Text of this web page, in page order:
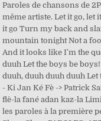
Paroles de chansons de
même artiste. Let it go, let
it go Turn my back and
mountain tonight Not a
And it looks like I'm the
duuh Let the boys be
duuh, duuh duuh duuh
- Ki Jan Ké Fè -> Patrick
flè-la fané adan kaz-la
les paroles à la première